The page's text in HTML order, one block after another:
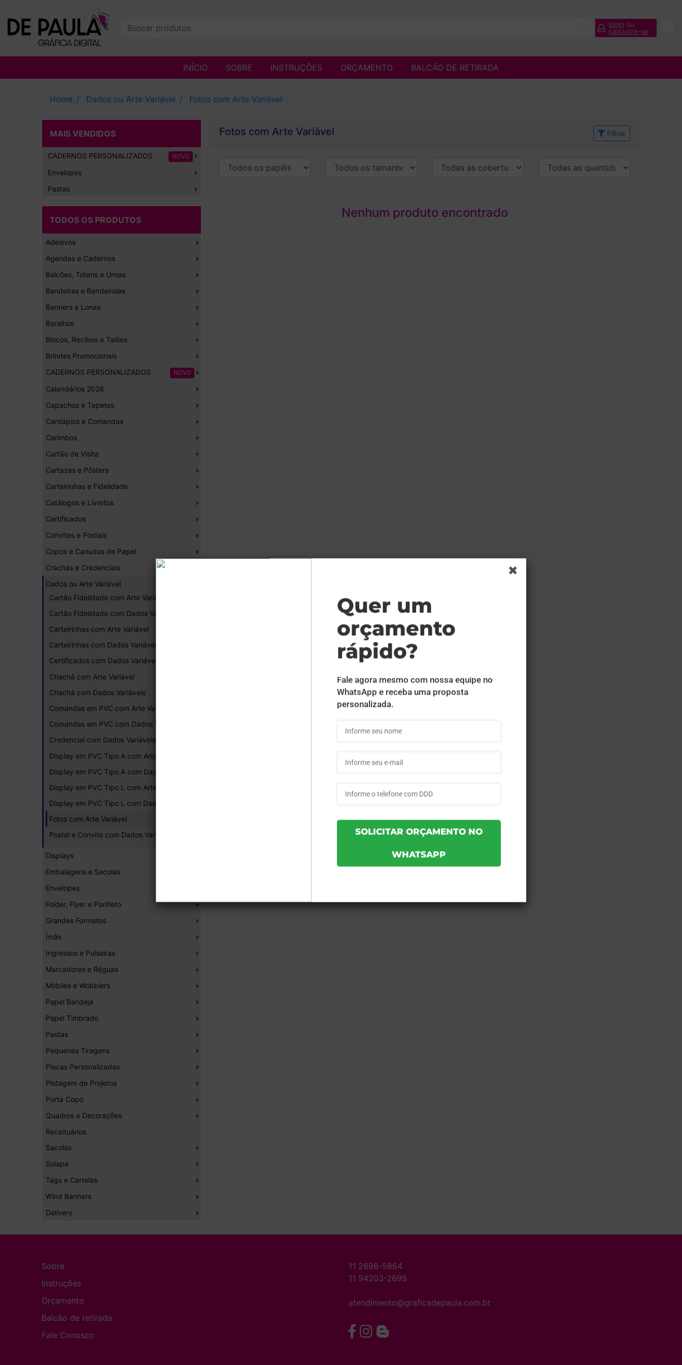
login ou
cadastre-se
INÍCIO SOBRE INSTRUÇÕES ORÇAMENTO BALCÃO DE RETIRADA
Home Dados ou Arte Variável Fotos com Arte Variável
MAIS VENDIDOS
NOVO
CADERNOS PERSONALIZADOS
Envelopes
Pastas
TODOS OS PRODUTOS
Adesivos
Agendas e Cadernos
Balcões, Totens e Urnas
Bandeiras e Bandeirolas
Banners e Lonas
Baralhos
Blocos, Recibos e Talões
Brindes Promocionais
NOVO
CADERNOS PERSONALIZADOS
Calendários 2026
Capachos e Tapetes
Cardápios e Comandas
Carimbos
Cartão de Visita
Cartazes e Pôsters
Carteirinhas e Fidelidade
Catálogos e Livretos
Certificados
Convites e Postais
Copos e Canudos de Papel
Crachás e Credenciais
Dados ou Arte Variável
Cartão Fidelidade com Arte Variável
Cartão Fidelidade com Dados Variáveis
Carteirinhas com Arte Variável
Carteirinhas com Dados Variáveis
Certificados com Dados Variáveis
Chachá com Arte Variável
Chachá com Dados Variáveis
Comandas em PVC com Arte Variável
Comandas em PVC com Dados Variáveis
Credencial com Dados Variáveis
Display em PVC Tipo A com Arte Variável
Display em PVC Tipo A com Dados Variáveis
Display em PVC Tipo L com Arte Variável
Display em PVC Tipo L com Dados Variáveis
Fotos com Arte Variável
Postal e Convite com Dados Variáveis
Displays
Embalagens e Sacolas
Envelopes
Folder, Flyer e Panfleto
Grandes Formatos
Ímãs
Ingressos e Pulseiras
Marcadores e Réguas
Móbiles e Wobblers
Papel Bandeja
Papel Timbrado
Pastas
Pequenas Tiragens
Placas Personalizadas
Plotagem de Projetos
Porta Copo
Quadros e Decorações
Receituários
Sacolas
Solapa
Tags e Cartelas
Wind Banners
Delivery
Fotos com Arte Variável Filtrar
Nenhum produto encontrado
Sobre
Instruções
Orçamento
Balcão de retirada
Fale Conosco
11 2698-5864
11 94203-2695
atendimento@graficadepaula.com.br